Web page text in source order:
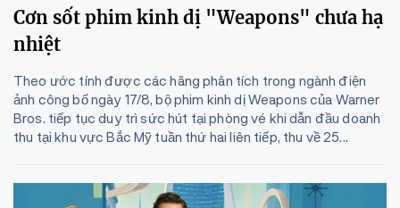
Cơn sốt phim kinh dị "Weapons" chưa hạ
nhiệt
Theo ước tính được các hãng phân tích trong ngành điện
ảnh công bố ngày 17/8, bộ phim kinh dị Weapons của Warner
Bros. tiếp tục duy trì sức hút tại phòng vé khi dẫn đầu doanh
thu tại khu vực Bắc Mỹ tuần thứ hai liên tiếp, thu về 25...